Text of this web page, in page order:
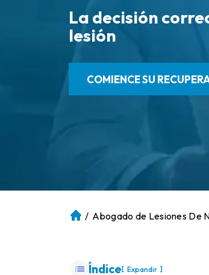
La decisión
lesión
COMIENCE SU
Ini / Abogado de Lesiones De
Índice[ Expandir ]